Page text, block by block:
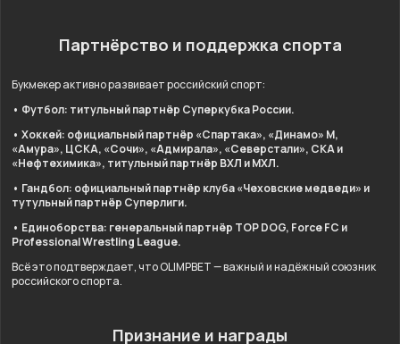
Партнёрство и поддержка спорта
Букмекер активно развивает российский спорт:
• Футбол: титульный партнёр Суперкубка России.
• Хоккей: официальный партнёр «Спартака», «Динамо» М,
«Амура», ЦСКА, «Сочи», «Адмирала», «Северстали», СКА и
«Нефтехимика», титульный партнёр ВХЛ и МХЛ.
• Гандбол: официальный партнёр клуба «Чеховские медведи» и
тутульный партнёр Суперлиги.
• Единоборства: генеральный партнёр TOP DOG, Force FC и
Professional Wrestling League.
Всё это подтверждает, что OLIMPBET — важный и надёжный союзник
российского спорта.
Признание и награды